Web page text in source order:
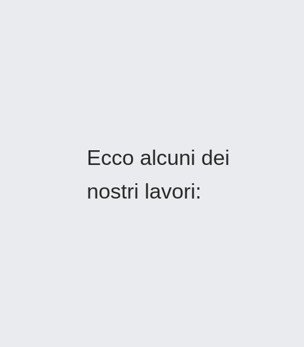
Ecco alcuni dei
nostri lavori: